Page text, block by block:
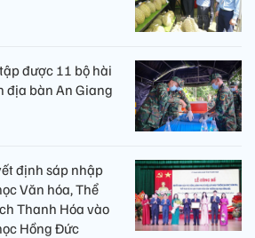
được 11 bộ hài
địa bàn An Giang
định sáp nhập
Văn hóa, Thể
Thanh Hóa vào
Hồng Đức